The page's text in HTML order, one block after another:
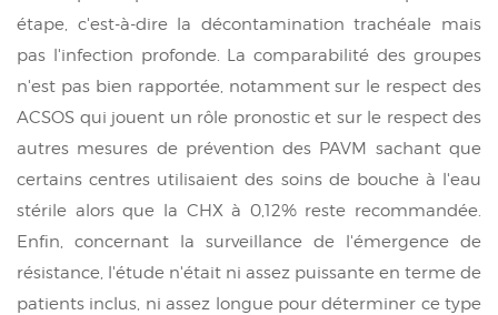
étape, c'est-à-dire la décontamination trachéale mais
pas l'infection profonde. La comparabilité des groupes
n'est pas bien rapportée, notamment sur le respect des
ACSOS qui jouent un rôle pronostic et sur le respect des
autres mesures de prévention des PAVM sachant que
certains centres utilisaient des soins de bouche à l'eau
stérile alors que la CHX à 0,12% reste recommandée.
Enfin, concernant la surveillance de l'émergence de
résistance, l'étude n'était ni assez puissante en terme de
patients inclus, ni assez longue pour déterminer ce type